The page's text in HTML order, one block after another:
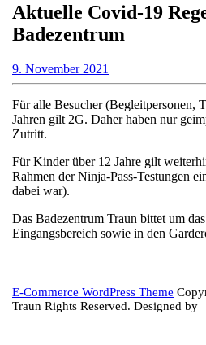
Aktuelle Covid-19
Badezentrum
9. November 2021
November
2021
Für alle Besucher (Begleitpersonen,
Jahren gilt 2G. Daher haben nur
Zutritt.
Für Kinder über 12 Jahre gilt
Rahmen der Ninja-Pass-Testungen
dabei war).
Das Badezentrum Traun bittet um
Eingangsbereich sowie in den
to
Top
E-Commerce WordPress Theme
Traun Rights Reserved. Designed by